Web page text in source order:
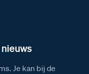
Je kan bij de